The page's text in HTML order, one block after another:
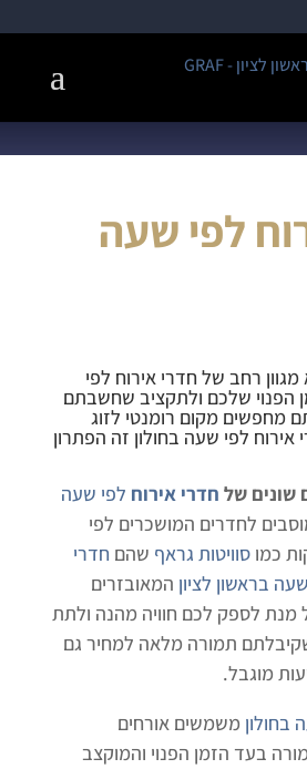
לפי שעה
מגוון רחב של חדרי אירוח לפי
שלכם ולתקציב שחשבתם
מחפשים מקום רומנטי לזוג
אירוח לפי שעה בחולון זה הפתרון
שונים של חדרי אירוח לפי שעה
לחדרים המושכרים לפי
כמו סוויטות גראף שהם חדרי
בראשון לציון המאובזרים
מנת לספק לכם חוויה מהנה ולתת
תמורה מלאה למחיר גם
מוגבל.
בחולון משמשים אורחים
בעד הזמן הפנוי והמוקצב